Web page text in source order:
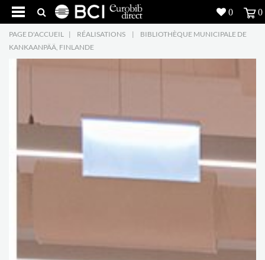
Réalisations
Recherche
L'entreprise
PAGE D'ACCUEIL | RÉALISATIONS |
BIBLIOTHÈQUE MUNICIPALE DE
KANKAANPÄÄ, FINLANDE
0 0